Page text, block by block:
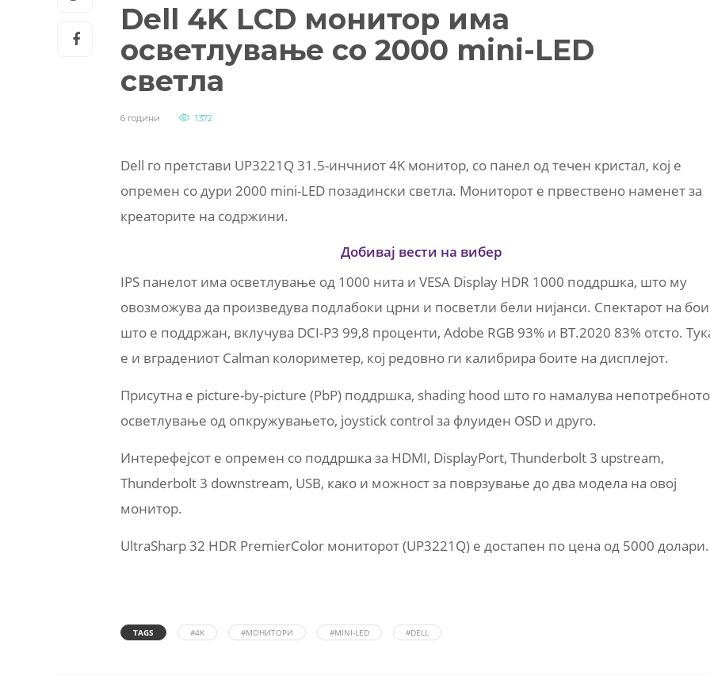
Dell 4K LCD монитор има
осветлување со 2000 mini-LED
светла
6 години 1372
Dell го претстави UP3221Q 31.5-инчниот 4K монитор, со панел од течен кристал, кој е
опремен со дури 2000 mini-LED позадински светла. Мониторот е првествено наменет за
креаторите на содржини.
Добивај вести на вибер
IPS панелот има осветлување од 1000 нита и VESA Display HDR 1000 поддршка, што му
овозможува да произведува подлабоки црни и посветли бели нијанси. Спектарот на бои
што е поддржан, вклучува DCI-P3 99,8 проценти, Adobe RGB 93% и BT.2020 83% отсто.
е и вградениот Calman колориметер, кој редовно ги калибрира боите на дисплејот.
Присутна е picture-by-picture (PbP) поддршка, shading hood што го намалува непотребното
осветлување од опкружувањето, joystick control за флуиден OSD и друго.
Интерефејсот е опремен со поддршка за HDMI, DisplayPort, Thunderbolt 3 upstream,
Thunderbolt 3 downstream, USB, како и можност за поврзување до два модела на овој
монитор.
UltraSharp 32 HDR PremierColor мониторот (UP3221Q) е достапен по цена од 5000 долари.
TAGS #4K #МОНИТОРИ #MINI-LED #DELL